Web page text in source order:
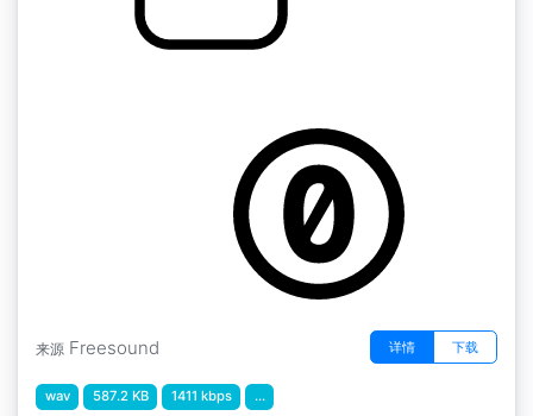
来源 Freesound 详情 下载
wav 587.2 KB 1411 kbps ...